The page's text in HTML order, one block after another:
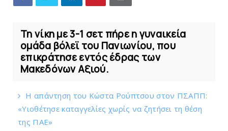
Τη νίκη με 3-1 σετ πήρε η γυναικεία
ομάδα βόλεϊ του Πανιωνίου, που
επικράτησε εντός έδρας των
Μακεδόνων Αξιού.
Η απάντηση του Κώστα Ρούπτσου στον ΠΣΑΠΠ:
«Υιοθέτησε καταγγελίες χωρίς να ζητήσει τη θέση
της ΠAΕ»